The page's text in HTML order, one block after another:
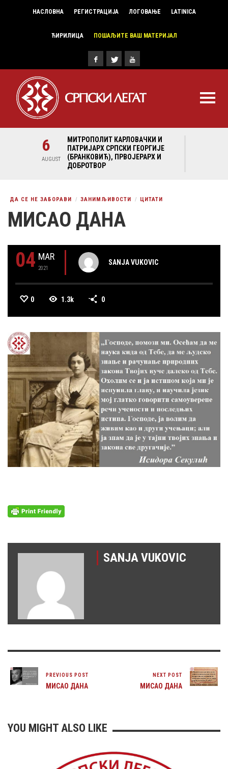
НАСЛОВНА РЕГИСТРАЦИЈА ЛОГОВАЊЕ LATINICA
ЋИРИЛИЦА ПОШАЉИТЕ ВАШ МАТЕРИЈАЛ
6
AUGUST
МИТРОПОЛИТ КАРЛОВАЧКИ И
ПАТРИЈАРХ СРПСКИ ГЕОРГИЈЕ
(БРАНКОВИЋ), ПРВОЈЕРАРХ И
ДОБРОТВОР
ДА СЕ НЕ ЗАБОРАВИ ЗАНИМЉИВОСТИ ЦИТАТИ
МИСАО ДАНА
04 MAR
2021
SANJA VUKOVIC
0 1.3k 0
SANJA VUKOVIC
PREVIOUS POST
МИСАО ДАНА
NEXT POST
МИСАО ДАНА
YOU MIGHT ALSO LIKE